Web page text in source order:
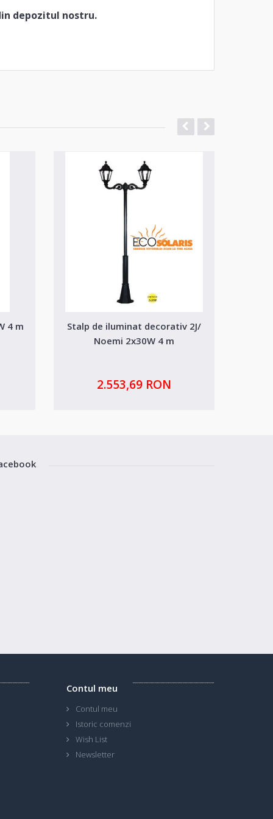
depozitul nostru.
4 m
Stalp de iluminat decorativ 2J/
Noemi 2x30W 4 m
2.553,69 RON
Contul meu
Contul meu
Istoric comenzi
Wish List
Newsletter